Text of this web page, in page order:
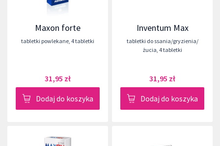
Maxon forte
tabletki powlekane, 4 tabletki
31,95 zł
Dodaj do koszyka
Inventum Max
tabletki do ssania/gryzienia/
żucia, 4 tabletki
31,95 zł
Dodaj do koszyka